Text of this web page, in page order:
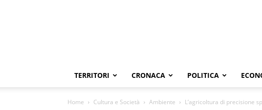
TERRITORI CRONACA POLITICA
Home Cultura e Società Ambiente L’agricoltura di precisione